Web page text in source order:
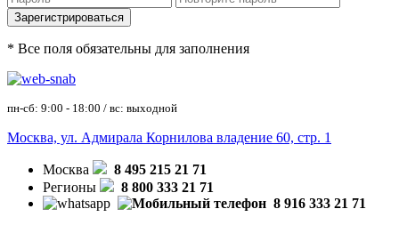
* Все поля обязательны для заполнения
пн-сб: 9:00 - 18:00 / вс: выходной
Москва, ул. Адмирала Корнилова владение 60, стр. 1
Москва
8 495 215 21 71
Регионы
8 800 333 21 71
8 916 333 21 71